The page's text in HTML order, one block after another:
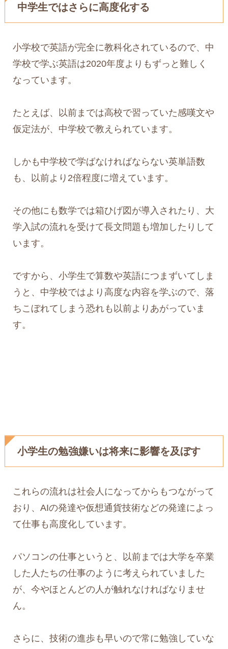
中学生ではさらに高度化する
小学校で英語が完全に教科化されているので、中
学校で学ぶ英語は2020年度よりもずっと難しく
なっています。
たとえば、以前までは高校で習っていた感嘆文や
仮定法が、中学校で教えられています。
しかも中学校で学ばなければならない英単語数
も、以前より2倍程度に増えています。
その他にも数学では箱ひげ図が導入されたり、大
学入試の流れを受けて長文問題も増加したりして
います。
ですから、小学生で算数や英語につまずいてしま
うと、中学校ではより高度な内容を学ぶので、落
ちこぼれてしまう恐れも以前よりあがっていま
す。
小学生の勉強嫌いは将来に影響を及ぼす
これらの流れは社会人になってからもつながって
おり、AIの発達や仮想通貨技術などの発達によっ
て仕事も高度化しています。
パソコンの仕事というと、以前までは大学を卒業
した人たちの仕事のように考えられていました
が、今やほとんどの人が触れなければなりませ
ん。
さらに、技術の進歩も早いので常に勉強していな